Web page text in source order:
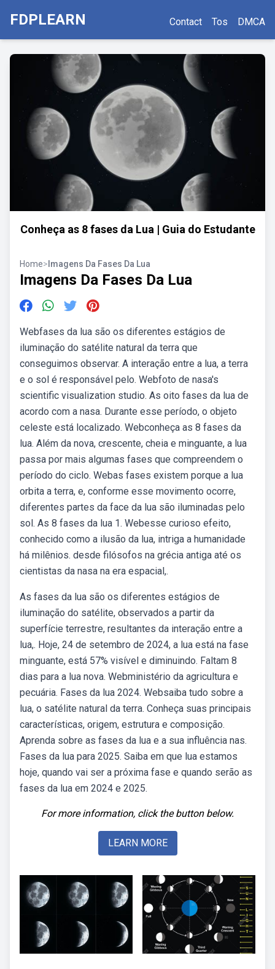
FDPLEARN Contact Tos DMCA
Conheça as 8 fases da Lua | Guia do Estudante
Home> Imagens Da Fases Da Lua
Imagens Da Fases Da Lua
Webfases da lua são os diferentes estágios de
iluminação do satélite natural da terra que
conseguimos observar. A interação entre a lua, a terra
e o sol é responsável pelo. Webfoto de nasa's
scientific visualization studio. As oito fases da lua de
acordo com a nasa. Durante esse período, o objeto
celeste está localizado. Webconheça as 8 fases da
lua. Além da nova, crescente, cheia e minguante, a lua
passa por mais algumas fases que compreendem o
período do ciclo. Webas fases existem porque a lua
orbita a terra, e, conforme esse movimento ocorre,
diferentes partes da face da lua são iluminadas pelo
sol. As 8 fases da lua 1. Webesse curioso efeito,
conhecido como a ilusão da lua, intriga a humanidade
há milênios. desde filósofos na grécia antiga até os
cientistas da nasa na era espacial,.
As fases da lua são os diferentes estágios de
iluminação do satélite, observados a partir da
superfície terrestre, resultantes da interação entre a
lua,. Hoje, 24 de setembro de 2024, a lua está na fase
minguante, está 57% visível e diminuindo. Faltam 8
dias para a lua nova. Webministério da agricultura e
pecuária. Fases da lua 2024. Websaiba tudo sobre a
lua, o satélite natural da terra. Conheça suas principais
características, origem, estrutura e composição.
Aprenda sobre as fases da lua e a sua influência nas.
Fases da lua para 2025. Saiba em que lua estamos
hoje, quando vai ser a próxima fase e quando serão as
fases da lua em 2024 e 2025.
For more information, click the button below.
LEARN MORE